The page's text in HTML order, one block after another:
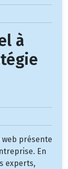
à
web présente
En
experts,